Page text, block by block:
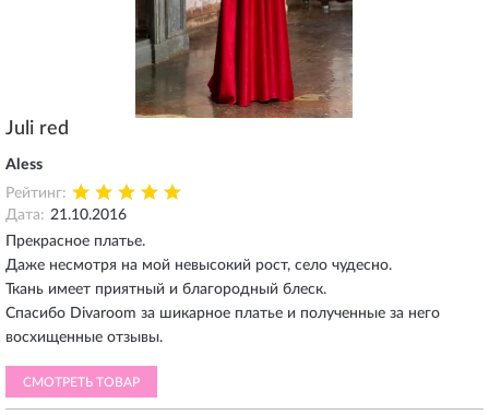
Juli red
Aless
Рейтинг:
Дата: 21.10.2016
Прекрасное платье.
Даже несмотря на мой невысокий рост, село чудесно.
Ткань имеет приятный и благородный блеск.
Спасибо Divaroom за шикарное платье и полученные за него
восхищенные отзывы.
СМОТРЕТЬ ТОВАР